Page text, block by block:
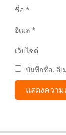
ชื่อ *
อีเมล *
เว็บไซต์
บันทึกชื่อ, อีเ